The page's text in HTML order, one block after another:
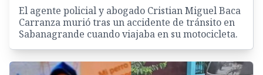
El agente policial y abogado Cristian Miguel Baca
Carranza murió tras un accidente de tránsito en
Sabanagrande cuando viajaba en su motocicleta.